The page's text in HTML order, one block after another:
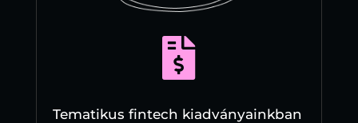

Tematikus fintech kiadványainkban